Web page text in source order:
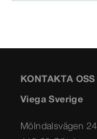
KONTAKTA OSS
Viega Sverige
Mölndalsvägen 24